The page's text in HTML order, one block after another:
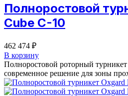
Полноростовой
Cube C-10
462 474 ₽
В корзину
Полноростовой роторный
современное решение для зоны